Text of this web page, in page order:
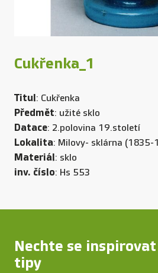
Cukřenka_1
Titul: Cukřenka
Předmět: užité sklo
Datace: 2.polovina 19.století
Lokalita: Milovy- sklárna (1835-
Materiál: sklo
inv. číslo: Hs 553
Nechte se
tipy